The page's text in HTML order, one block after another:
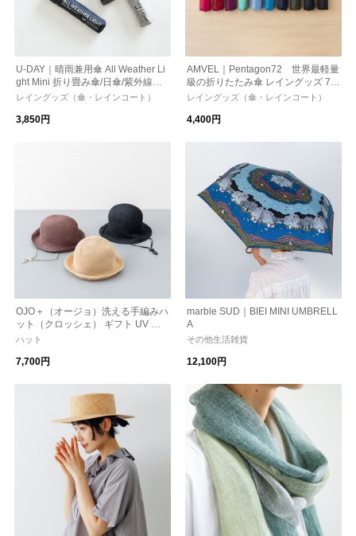
U-DAY｜晴雨兼用傘 All Weather Li
ght Mini 折り畳み傘/日傘/紫外線対
策 トラベルグッズ
レイングッズ（傘・レインコート）
3,850円
AMVEL｜Pentagon72 世界最軽量
級の折りたたみ傘 レイングッズ 72
g 軽い 雨傘 ギフト
レイングッズ（傘・レインコート）
4,400円
OJO＋（オージョ）洗える手編みハ
ット（クロッシェ） ギフト UV 帽
子 洗える 手編み
ハット
7,700円
marble SUD｜BIEI MINI UMBRELL
A
その他生活雑貨
12,100円